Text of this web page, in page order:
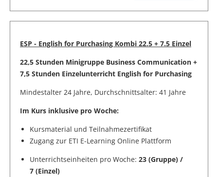
ESP - English for Purchasing Kombi 22.5 + 7.5 Einzel
22,5 Stunden Minigruppe Business Communication +
7,5 Stunden Einzelunterricht English for Purchasing
Mindestalter 24 Jahre, Durchschnittsalter: 41 Jahre
Im Kurs inklusive pro Woche:
Kursmaterial und Teilnahmezertifikat
Zugang zur ETI E-Learning Online Plattform
Unterrichtseinheiten pro Woche: 23 (Gruppe) /
7 (Einzel)